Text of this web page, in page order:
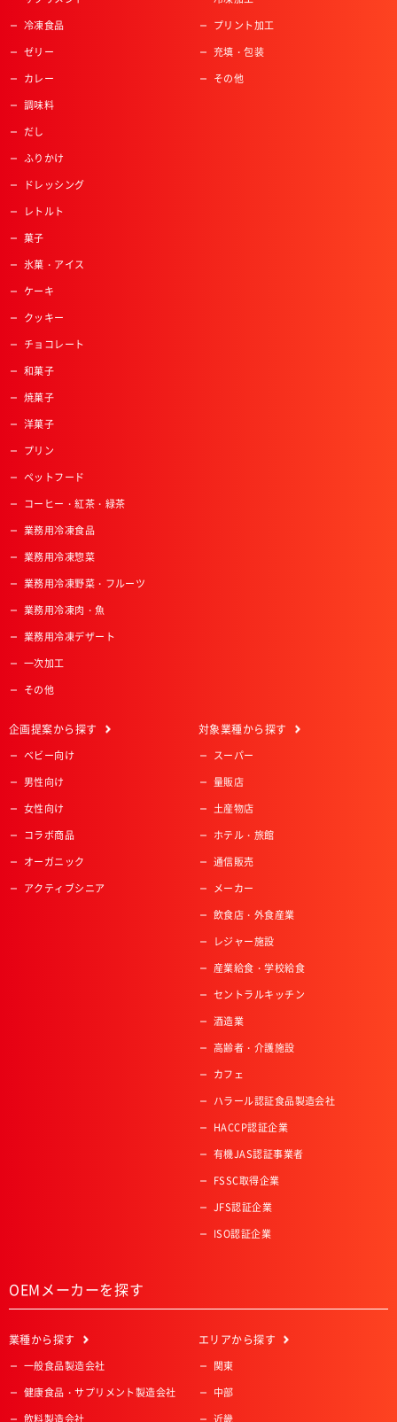
冷凍食品
ゼリー
カレー
調味料
だし
ふりかけ
ドレッシング
レトルト
菓子
氷菓・アイス
ケーキ
クッキー
チョコレート
和菓子
焼菓子
洋菓子
プリン
ペットフード
コーヒー・紅茶・緑茶
業務用冷凍食品
業務用冷凍惣菜
業務用冷凍野菜・フルーツ
業務用冷凍肉・魚
業務用冷凍デザート
一次加工
その他
プリント加工
充填・包装
その他
企画提案から探す
ベビー向け
男性向け
女性向け
コラボ商品
オーガニック
アクティブシニア
対象業種から探す
スーパー
量販店
土産物店
ホテル・旅館
通信販売
メーカー
飲食店・外食産業
レジャー施設
産業給食・学校給食
セントラルキッチン
酒造業
高齢者・介護施設
カフェ
ハラール認証食品製造会社
HACCP認証企業
有機JAS認証事業者
FSSC取得企業
JFS認証企業
ISO認証企業
OEMメーカーを探す
業種から探す
一般食品製造会社
健康食品・サプリメント製造会社
飲料製造会社
エリアから探す
関東
中部
近畿